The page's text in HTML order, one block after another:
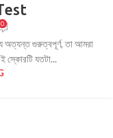
0
অত্যন্ত গুরুত্বপূর্ণ, তা আমরা
স্কোরটি যতটা...